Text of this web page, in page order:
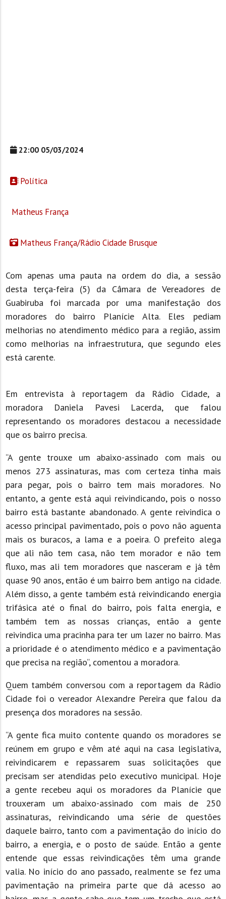
22:00 05/03/2024
Política
Matheus França
Matheus França/Rádio Cidade Brusque
Com apenas uma pauta na ordem do dia, a sessão
desta terça-feira (5) da Câmara de Vereadores de
Guabiruba foi marcada por uma manifestação dos
moradores do bairro Planície Alta. Eles pediam
melhorias no atendimento médico para a região, assim
como melhorias na infraestrutura, que segundo eles
está carente.
Em entrevista à reportagem da Rádio Cidade, a
moradora Daniela Pavesi Lacerda, que falou
representando os moradores destacou a necessidade
que os bairro precisa.
“A gente trouxe um abaixo-assinado com mais ou
menos 273 assinaturas, mas com certeza tinha mais
para pegar, pois o bairro tem mais moradores. No
entanto, a gente está aqui reivindicando, pois o nosso
bairro está bastante abandonado. A gente reivindica o
acesso principal pavimentado, pois o povo não aguenta
mais os buracos, a lama e a poeira. O prefeito alega
que ali não tem casa, não tem morador e não tem
fluxo, mas ali tem moradores que nasceram e já têm
quase 90 anos, então é um bairro bem antigo na cidade.
Além disso, a gente também está reivindicando energia
trifásica até o final do bairro, pois falta energia, e
também tem as nossas crianças, então a gente
reivindica uma pracinha para ter um lazer no bairro. Mas
a prioridade é o atendimento médico e a pavimentação
que precisa na região“, comentou a moradora.
Quem também conversou com a reportagem da Rádio
Cidade foi o vereador Alexandre Pereira que falou da
presença dos moradores na sessão.
“A gente fica muito contente quando os moradores se
reúnem em grupo e vêm até aqui na casa legislativa,
reivindicarem e repassarem suas solicitações que
precisam ser atendidas pelo executivo municipal. Hoje
a gente recebeu aqui os moradores da Planície que
trouxeram um abaixo-assinado com mais de 250
assinaturas, reivindicando uma série de questões
daquele bairro, tanto com a pavimentação do início do
bairro, a energia, e o posto de saúde. Então a gente
entende que essas reivindicações têm uma grande
valia. No início do ano passado, realmente se fez uma
pavimentação na primeira parte que dá acesso ao